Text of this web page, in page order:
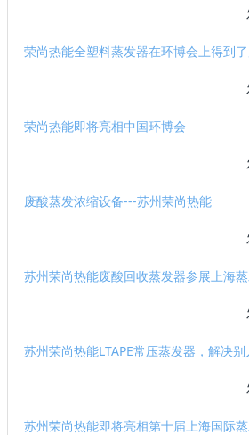
荣尚热能全塑料蒸发器在环博会上得到
荣尚热能即将亮相中国环博会
废酸蒸发浓缩设备---苏州荣尚热能
苏州荣尚热能废酸回收蒸发器参展上海
苏州荣尚热能LTAPE常压蒸发器，解决
苏州荣尚热能即将亮相第十届上海国际